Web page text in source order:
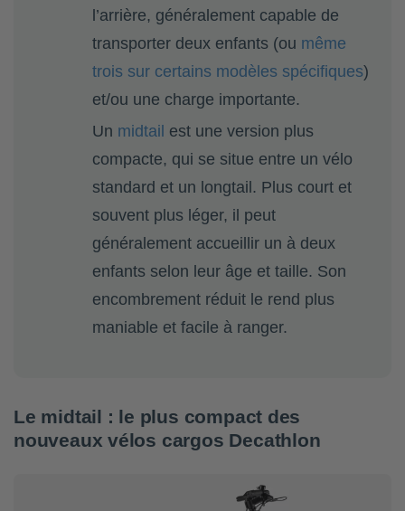
l’arrière, généralement capable de
transporter deux enfants (ou même
trois sur certains modèles spécifiques)
et/ou une charge importante.
Un midtail est une version plus
compacte, qui se situe entre un vélo
standard et un longtail. Plus court et
souvent plus léger, il peut
généralement accueillir un à deux
enfants selon leur âge et taille. Son
encombrement réduit le rend plus
maniable et facile à ranger.
Le midtail : le plus compact des
nouveaux vélos cargos Decathlon